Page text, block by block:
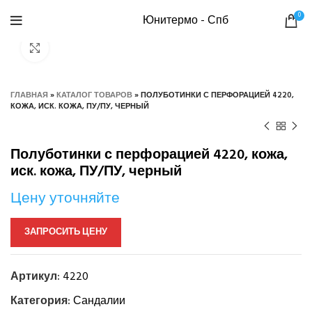
Юнитермо - Спб 0
ГЛАВНАЯ»КАТАЛОГ ТОВАРОВ»ПОЛУБОТИНКИ С ПЕРФОРАЦИЕЙ 4220,
КОЖА, ИСК. КОЖА, ПУ/ПУ, ЧЕРНЫЙ
Полуботинки с перфорацией 4220, кожа,
иск. кожа, ПУ/ПУ, черный
Цену уточняйте
ЗАПРОСИТЬ ЦЕНУ
Артикул: 4220
Категория:Сандалии